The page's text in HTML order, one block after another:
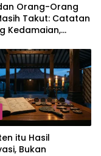
Orang-Orang
Takut: Catatan
Kedamaian,
Masykuri
itu Hasil
Bukan